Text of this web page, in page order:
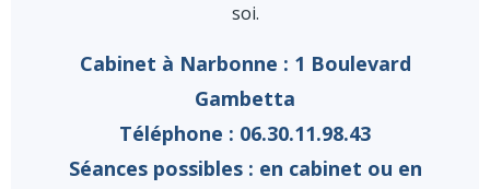
soi.
Cabinet à Narbonne : 1 Boulevard
Gambetta
Téléphone : 06.30.11.98.43
Séances possibles : en cabinet ou en